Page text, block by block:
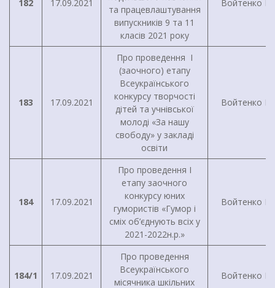
182 17.09.2021
та працевлаштування
випускників 9 та 11
класів 2021 року
Войтенко І.Г.
183 17.09.2021
Про проведення I
(заочного) етапу
Всеукраїнського
конкурсу творчості
дітей та учнівської
молоді «За нашу
свободу» у закладі
освіти
Войтенко І.Г.
184 17.09.2021
Про проведення I
етапу заочного
конкурсу юних
гумористів «Гумор і
сміх об’єднують всіх у
2021-2022н.р.»
Войтенко І.Г.
184/1 17.09.2021
Про проведення
Всеукраїнського
місячника шкільних
Войтенко І.Г.